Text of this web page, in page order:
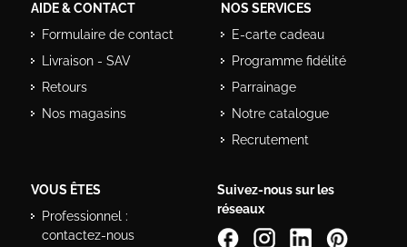
AIDE & CONTACT
Formulaire de contact
Livraison - SAV
Retours
Nos magasins
NOS SERVICES
E-carte cadeau
Programme fidélité
Parrainage
Notre catalogue
Recrutement
VOUS ÊTES
Professionnel :
contactez-nous
Suivez-nous sur les
réseaux